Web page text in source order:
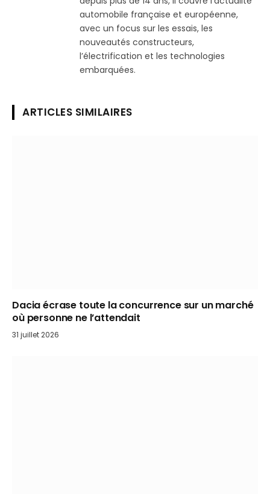
automobile française et européenne,
avec un focus sur les essais, les
nouveautés constructeurs,
l’électrification et les technologies
embarquées.
ARTICLES SIMILAIRES
Dacia écrase toute la concurrence sur un marché
où personne ne l’attendait
31 juillet 2026